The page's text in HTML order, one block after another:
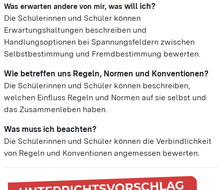
Was erwarten andere von mir, was will ich?
Die Schülerinnen und Schüler können
Erwartungshaltungen beschreiben und
Handlungsoptionen bei Spannungsfeldern zwischen
Selbstbestimmung und Fremdbestimmung bewerten.
Wie betreffen uns Regeln, Normen und Konventionen?
Die Schülerinnen und Schüler können beschreiben,
welchen Einfluss Regeln und Normen auf sie selbst und
das Zusammenleben haben.
Was muss ich beachten?
Die Schülerinnen und Schüler können die Verbindlichkeit
von Regeln und Konventionen angemessen bewerten.